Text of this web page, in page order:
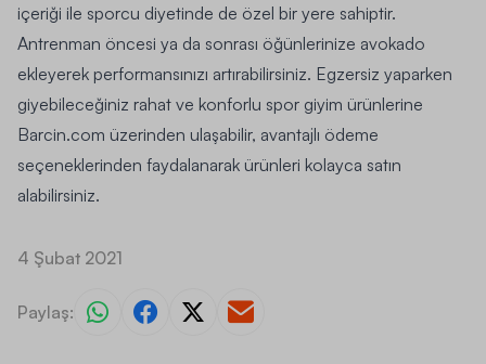
içeriği ile sporcu diyetinde de özel bir yere sahiptir.
Antrenman öncesi ya da sonrası öğünlerinize avokado
ekleyerek performansınızı artırabilirsiniz. Egzersiz yaparken
giyebileceğiniz rahat ve konforlu spor giyim ürünlerine
Barcin.com üzerinden ulaşabilir, avantajlı ödeme
seçeneklerinden faydalanarak ürünleri kolayca satın
alabilirsiniz.
4 Şubat 2021
Paylaş: